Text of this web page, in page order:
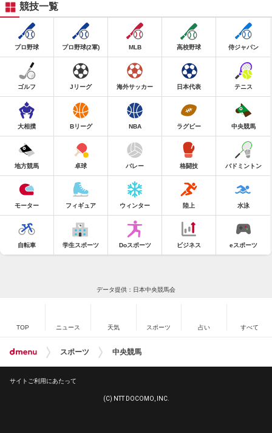
競技一覧
プロ野球 プロ野球(2軍) MLB 高校野球 侍ジャパン
ゴルフ Jリーグ 海外サッカー 日本代表 テニス
大相撲 Bリーグ NBA ラグビー 中央競馬
地方競馬 卓球 バレー 格闘技 バドミントン
モーター フィギュア ウィンター 陸上 水泳
自転車 学生スポーツ Doスポーツ ビジネス eスポーツ
データ提供：日本中央競馬会
TOP ニュース 天気 スポーツ 占い すべて
スポーツ 中央競馬
サイトご利用にあたって
(C) NTT DOCOMO, INC.